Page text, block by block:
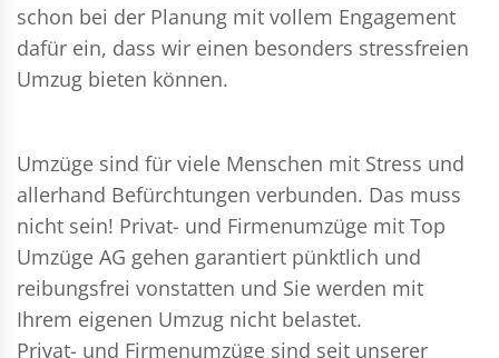
schon bei der Planung mit vollem Engagement
dafür ein, dass wir einen besonders stressfreien
Umzug bieten können.
Umzüge sind für viele Menschen mit Stress und
allerhand Befürchtungen verbunden. Das muss
nicht sein! Privat- und Firmenumzüge mit Top
Umzüge AG gehen garantiert pünktlich und
reibungsfrei vonstatten und Sie werden mit
Ihrem eigenen Umzug nicht belastet.
Privat- und Firmenumzüge sind seit unserer